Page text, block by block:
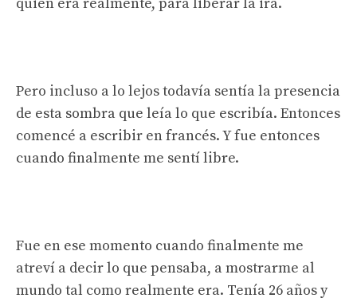
Pero incluso a lo lejos todavía sentía la presencia
de esta sombra que leía lo que escribía. Entonces
comencé a escribir en francés. Y fue entonces
cuando finalmente me sentí libre.
Fue en ese momento cuando finalmente me
atreví a decir lo que pensaba, a mostrarme al
mundo tal como realmente era. Tenía 26 años y